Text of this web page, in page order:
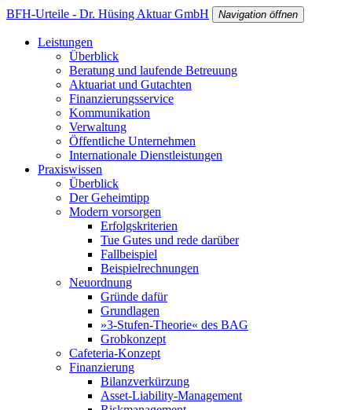
BFH-Urteile - Dr. Hüsing Aktuar GmbH Navigation öffnen
Leistungen
Überblick
Beratung und laufende Betreuung
Aktuariat und Gutachten
Finanzierungsservice
Kommunikation
Verwaltung
Öffentliche Unternehmen
Internationale Dienstleistungen
Praxiswissen
Überblick
Der Geheimtipp
Modern vorsorgen
Erfolgskriterien
Tue Gutes und rede darüber
Fallbeispiel
Beispielrechnungen
Neuordnung
Gründe dafür
Grundlagen
»3-Stufen-Theorie« des BAG
Grobkonzept
Cafeteria-Konzept
Finanzierung
Bilanzverkürzung
Asset-Liability-Management